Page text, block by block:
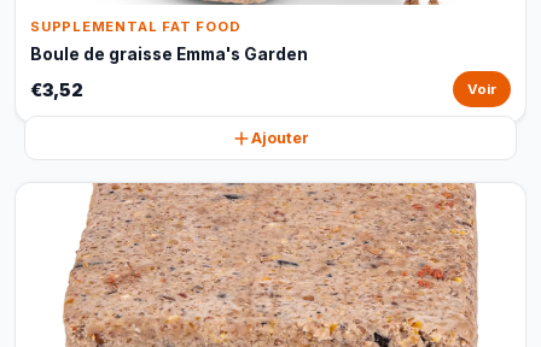
SUPPLEMENTAL FAT FOOD
Boule de graisse Emma's Garden
€3,52 Voir
Ajouter